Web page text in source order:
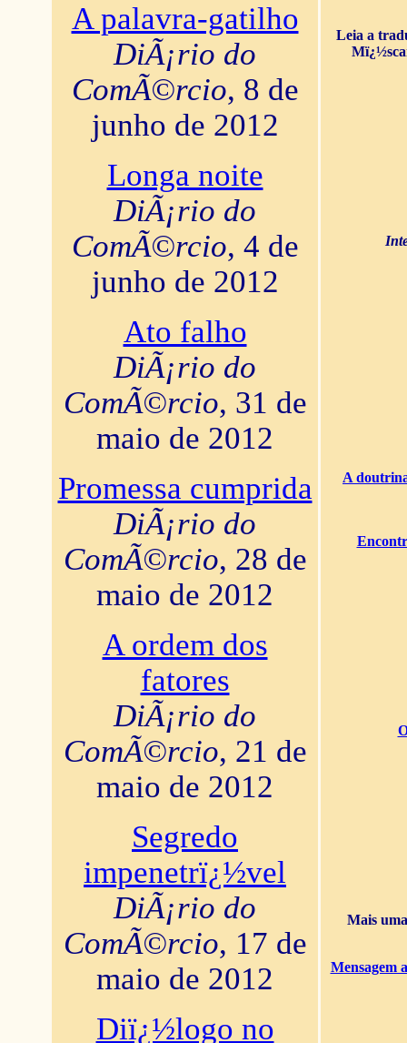
A palavra-gatilho
DiÃ¡rio do
ComÃ©rcio, 8 de
junho de 2012
Longa noite
DiÃ¡rio do
ComÃ©rcio, 4 de
junho de 2012
Ato falho
DiÃ¡rio do
ComÃ©rcio, 31 de
maio de 2012
Promessa cumprida
DiÃ¡rio do
ComÃ©rcio, 28 de
maio de 2012
A ordem dos
fatores
DiÃ¡rio do
ComÃ©rcio, 21 de
maio de 2012
Segredo
impenetrï¿½vel
DiÃ¡rio do
ComÃ©rcio, 17 de
maio de 2012
Diï¿½logo no
Leia a
A
Mais
Mensagem